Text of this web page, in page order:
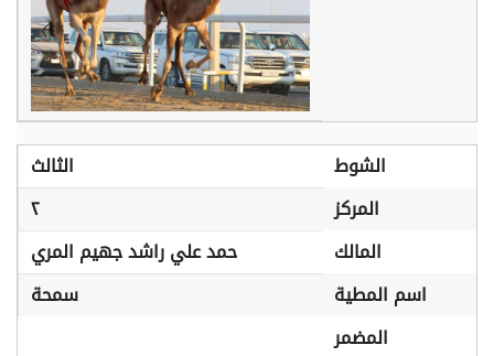
الشوط
الثالث
المركز
٢
المالك
حمد علي راشد جهيم المري
اسم المطية
سمحة
المضمر